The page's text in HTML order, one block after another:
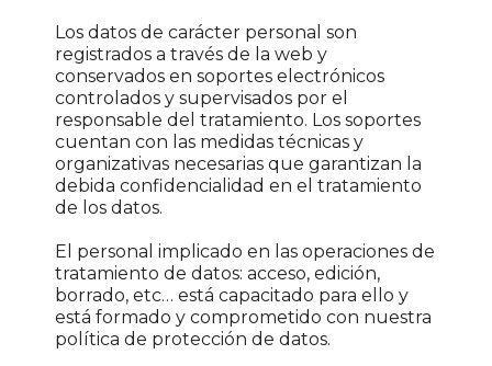
Los datos de carácter personal son
registrados a través de la web y
conservados en soportes electrónicos
controlados y supervisados por el
responsable del tratamiento. Los soportes
cuentan con las medidas técnicas y
organizativas necesarias que garantizan la
debida confidencialidad en el tratamiento
de los datos.
El personal implicado en las operaciones de
tratamiento de datos: acceso, edición,
borrado, etc… está capacitado para ello y
está formado y comprometido con nuestra
política de protección de datos.